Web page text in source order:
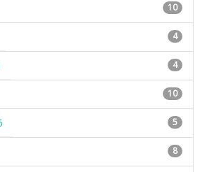
10
4
4
10
5
8